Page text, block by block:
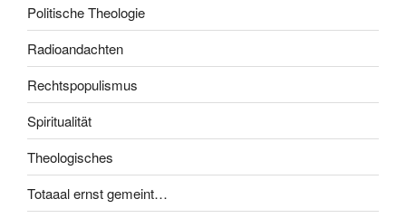
Politische Theologie
Radioandachten
Rechtspopulismus
Spiritualität
Theologisches
Totaaal ernst gemeint…